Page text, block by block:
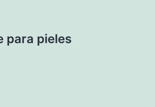
para pieles